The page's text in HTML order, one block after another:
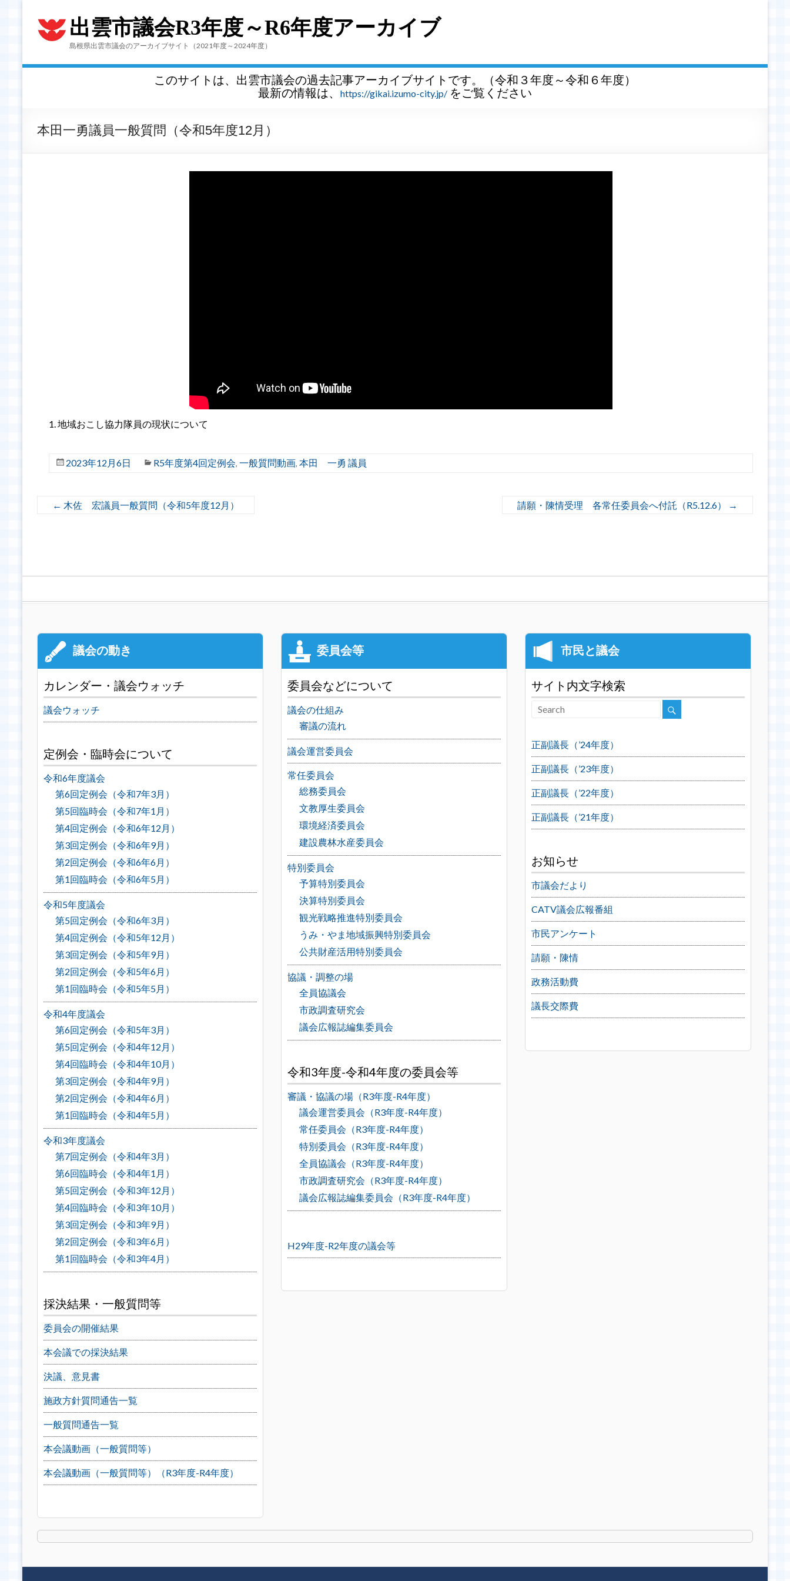
出雲市議会R3年度～R6年度アーカイブ
島根県出雲市議会のアーカイブサイト（2021年度～2024年度）
このサイトは、出雲市議会の過去記事アーカイブサイトです。（令和３年度～令和６年度）
最新の情報は、
https://gikai.izumo-city.jp/ をご覧ください
本田一勇議員一般質問（令和5年度12月）
地域おこし協力隊員の現状について
2023年12月6日 R5年度第4回定例会, 一般質問動画, 本田 一勇 議員
← 木佐 宏議員一般質問（令和5年度12月） 請願・陳情受理 各常任委員会へ付託（R5.12.6） →
カレンダー・議会ウォッチ
議会ウォッチ
定例会・臨時会について
令和6年度議会
第6回定例会（令和7年3月）
第5回臨時会（令和7年1月）
第4回定例会（令和6年12月）
第3回定例会（令和6年9月）
第2回定例会（令和6年6月）
第1回臨時会（令和6年5月）
令和5年度議会
第5回定例会（令和6年3月）
第4回定例会（令和5年12月）
第3回定例会（令和5年9月）
第2回定例会（令和5年6月）
第1回臨時会（令和5年5月）
令和4年度議会
第6回定例会（令和5年3月）
第5回定例会（令和4年12月）
第4回臨時会（令和4年10月）
第3回定例会（令和4年9月）
第2回定例会（令和4年6月）
第1回臨時会（令和4年5月）
令和3年度議会
第7回定例会（令和4年3月）
第6回臨時会（令和4年1月）
第5回定例会（令和3年12月）
第4回臨時会（令和3年10月）
第3回定例会（令和3年9月）
第2回定例会（令和3年6月）
第1回臨時会（令和3年4月）
採決結果・一般質問等
委員会の開催結果
本会議での採決結果
決議、意見書
施政方針質問通告一覧
一般質問通告一覧
本会議動画（一般質問等）
本会議動画（一般質問等）（R3年度-R4年度）
委員会などについて
議会の仕組み
審議の流れ
議会運営委員会
常任委員会
総務委員会
文教厚生委員会
環境経済委員会
建設農林水産委員会
特別委員会
予算特別委員会
決算特別委員会
観光戦略推進特別委員会
うみ・やま地域振興特別委員会
公共財産活用特別委員会
協議・調整の場
全員協議会
市政調査研究会
議会広報誌編集委員会
令和3年度-令和4年度の委員会等
審議・協議の場（R3年度-R4年度）
議会運営委員会（R3年度-R4年度）
常任委員会（R3年度-R4年度）
特別委員会（R3年度-R4年度）
全員協議会（R3年度-R4年度）
市政調査研究会（R3年度-R4年度）
議会広報誌編集委員会（R3年度-R4年度）
H29年度-R2年度の議会等
サイト内文字検索
正副議長（’24年度）
正副議長（’23年度）
正副議長（’22年度）
正副議長（’21年度）
お知らせ
市議会だより
CATV議会広報番組
市民アンケート
請願・陳情
政務活動費
議長交際費